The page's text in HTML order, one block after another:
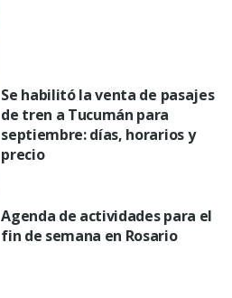
Se habilitó la venta de pasajes
de tren a Tucumán para
septiembre: días, horarios y
precio
Agenda de actividades para el
fin de semana en Rosario